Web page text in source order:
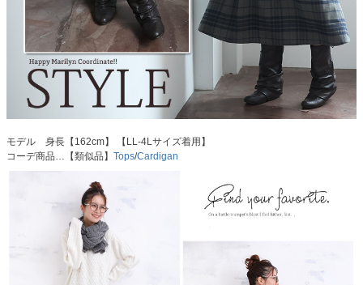
モデル 身長【162cm】 【LL-4Lサイズ着用】
コーデ商品…【類似品】 Tops/Cardigan